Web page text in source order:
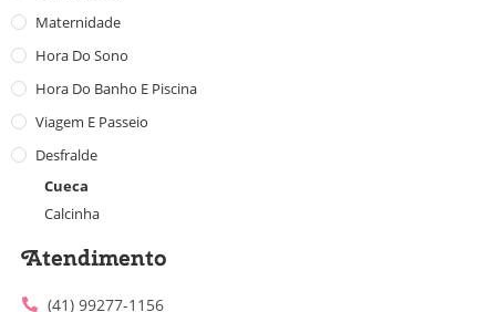
Maternidade
Hora Do Sono
Hora Do Banho E Piscina
Viagem E Passeio
Desfralde
Cueca
Calcinha
Atendimento
(41) 99277-1156